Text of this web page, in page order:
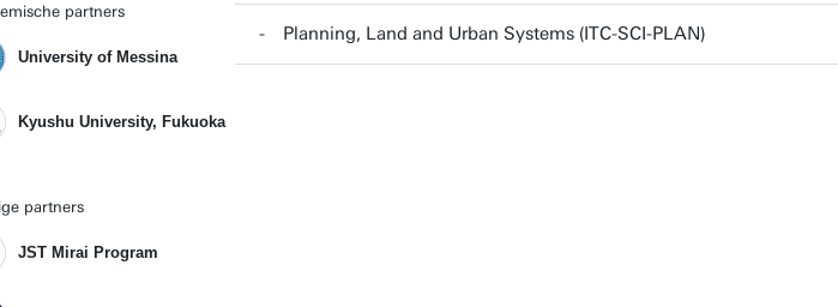
partners
University of Messina
Kyushu University, Fukuoka
partners
JST Mirai Program
Planning, Land and Urban Systems (ITC-SCI-PLAN)